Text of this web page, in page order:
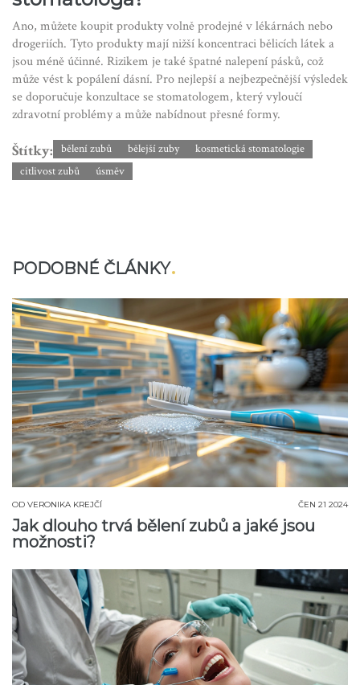
Ano, můžete koupit produkty volně prodejné v lékárnách nebo
drogeriích. Tyto produkty mají nižší koncentraci bělicích látek a
jsou méně účinné. Rizikem je také špatné nalepení pásků, což
může vést k popálení dásní. Pro nejlepší a nejbezpečnější výsledek
se doporučuje konzultace se stomatologem, který vyloučí
zdravotní problémy a může nabídnout přesné formy.
Štítky: bělení zubů bělejší zuby
kosmetická stomatologie
citlivost zubů
úsměv
PODOBNÉ ČLÁNKY
OD VERONIKA KREJČÍ ČEN 21 2024
Jak dlouho trvá bělení zubů a jaké jsou
možnosti?